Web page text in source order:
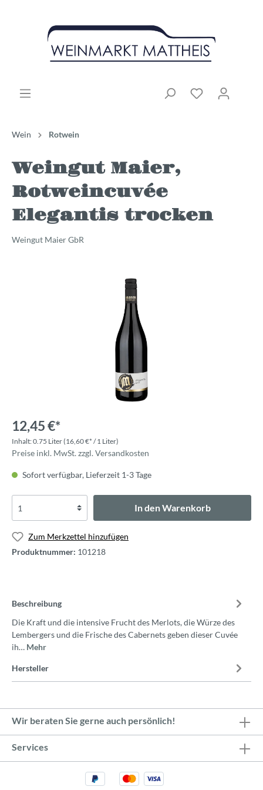
Wein Rotwein
Weingut Maier,
Rotweincuvée
Elegantis trocken
Weingut Maier GbR
12,45 €*
Inhalt:0.75 Liter(16,60 €* / 1 Liter)
Preise inkl. MwSt. zzgl. Versandkosten
Sofort verfügbar, Lieferzeit 1-3 Tage
In den Warenkorb
Zum Merkzettel hinzufügen
Produktnummer: 101218
Beschreibung
Die Kraft und die intensive Frucht des Merlots, die Würze des
Lembergers und die Frische des Cabernets geben dieser Cuvée
ih… Mehr
Hersteller
Wir beraten Sie gerne auch persönlich!
Services